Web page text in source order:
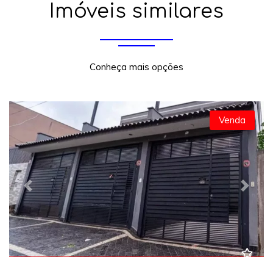
Imóveis similares
Conheça mais opções
Previous Next
Venda